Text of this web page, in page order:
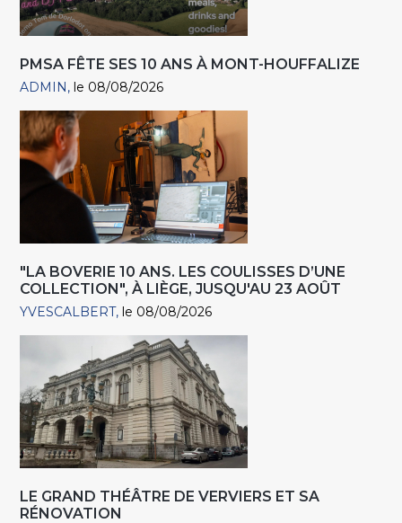
PMSA FÊTE SES 10 ANS À MONT-HOUFFALIZE
ADMIN le 08/08/2026
"LA BOVERIE 10 ANS. LES COULISSES D’UNE
COLLECTION", À LIÈGE, JUSQU'AU 23 AOÛT
YVESCALBERT le 08/08/2026
LE GRAND THÉÂTRE DE VERVIERS ET SA
RÉNOVATION